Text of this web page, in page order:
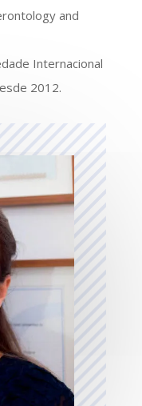
and
Internacional
2012.